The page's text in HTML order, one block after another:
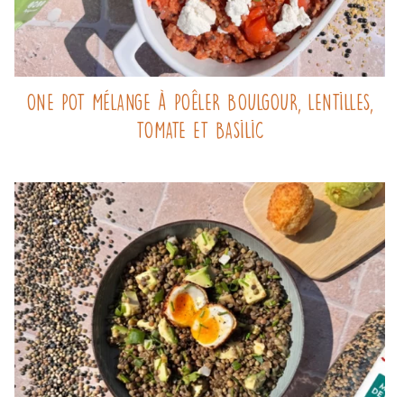
One pot mélange à poêler boulgour, lentilles,
tomate et basilic